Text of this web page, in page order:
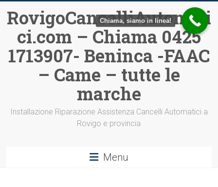
contenuto
RovigoCancelliAutomati
ci.com – Chiama 0425
1713907- Beninca -FAAC
– Came – tutte le
marche
Installazione Riparazione Assistenza Cancelli Automatici a
Rovigo e provincia
Menu
Chiama, siamo in linea!